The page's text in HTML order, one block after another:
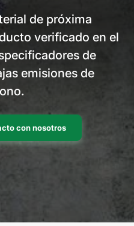
de próxima
verificado en el
de
emisiones de
con nosotros